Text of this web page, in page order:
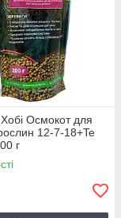
Осмокот для
рослин 12-7-18+Te
г